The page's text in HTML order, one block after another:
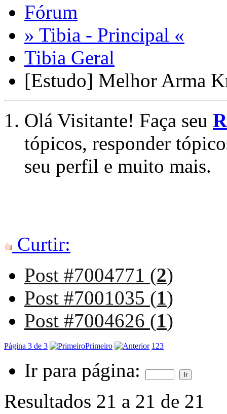
Fórum
» Tibia - Principal «
Tibia Geral
[Estudo] Melhor Arma
Olá Visitante! Faça seu
tópicos, responder
seu perfil e muito mais.
Curtir:
Post #7004771 (2)
Post #7001035 (1)
Post #7004626 (1)
Página 3 de 3 Primeiro 1 23
Ir para página:
Resultados 21 a 21 de 21